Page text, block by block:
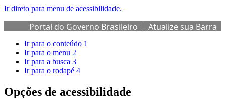
Ir direto para menu de acessibilidade.
Portal do Governo Brasileiro
Atualize sua Barra
de Governo
Ir para o conteúdo 1
Ir para o menu 2
Ir para a busca 3
Ir para o rodapé 4
Opções de acessibilidade